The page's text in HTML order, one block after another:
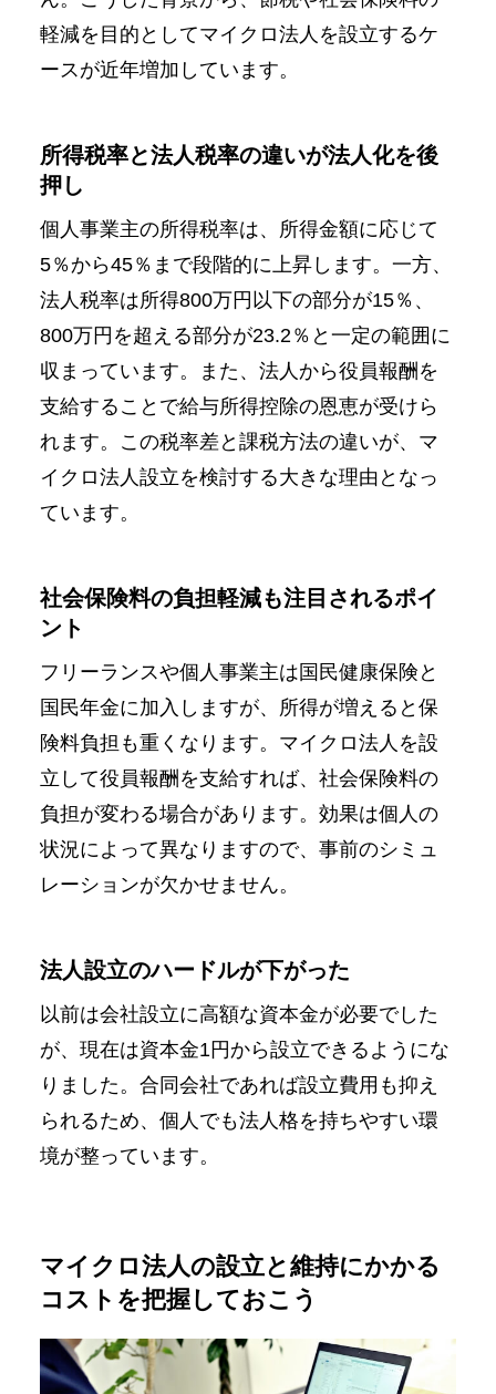
軽減を目的としてマイクロ法人を設立するケ
ースが近年増加しています。
所得税率と法人税率の違いが法人化を後
押し
個人事業主の所得税率は、所得金額に応じて
5％から45％まで段階的に上昇します。一方、
法人税率は所得800万円以下の部分が15％、
800万円を超える部分が23.2％と一定の範囲に
収まっています。また、法人から役員報酬を
支給することで給与所得控除の恩恵が受けら
れます。この税率差と課税方法の違いが、マ
イクロ法人設立を検討する大きな理由となっ
ています。
社会保険料の負担軽減も注目されるポイ
ント
フリーランスや個人事業主は国民健康保険と
国民年金に加入しますが、所得が増えると保
険料負担も重くなります。マイクロ法人を設
立して役員報酬を支給すれば、社会保険料の
負担が変わる場合があります。効果は個人の
状況によって異なりますので、事前のシミュ
レーションが欠かせません。
法人設立のハードルが下がった
以前は会社設立に高額な資本金が必要でした
が、現在は資本金1円から設立できるようにな
りました。合同会社であれば設立費用も抑え
られるため、個人でも法人格を持ちやすい環
境が整っています。
マイクロ法人の設立と維持にかかる
コストを把握しておこう